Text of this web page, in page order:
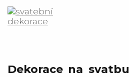
Dekorace na svatbu